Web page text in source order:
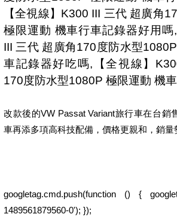
【全視線】K300 III 三代 超廣角
極限運動 機車行車記錄器好用
III 三代 超廣角170度防水型
車記錄器好吃嗎,【全視線】
170度防水型1080P 極限運動 機
改款後的VW Passat Variant旅行車在台銷
車再添多項高科技配備，價格更親和，銷量
googletag.cmd.push(function () {
1489561879560-0'); });